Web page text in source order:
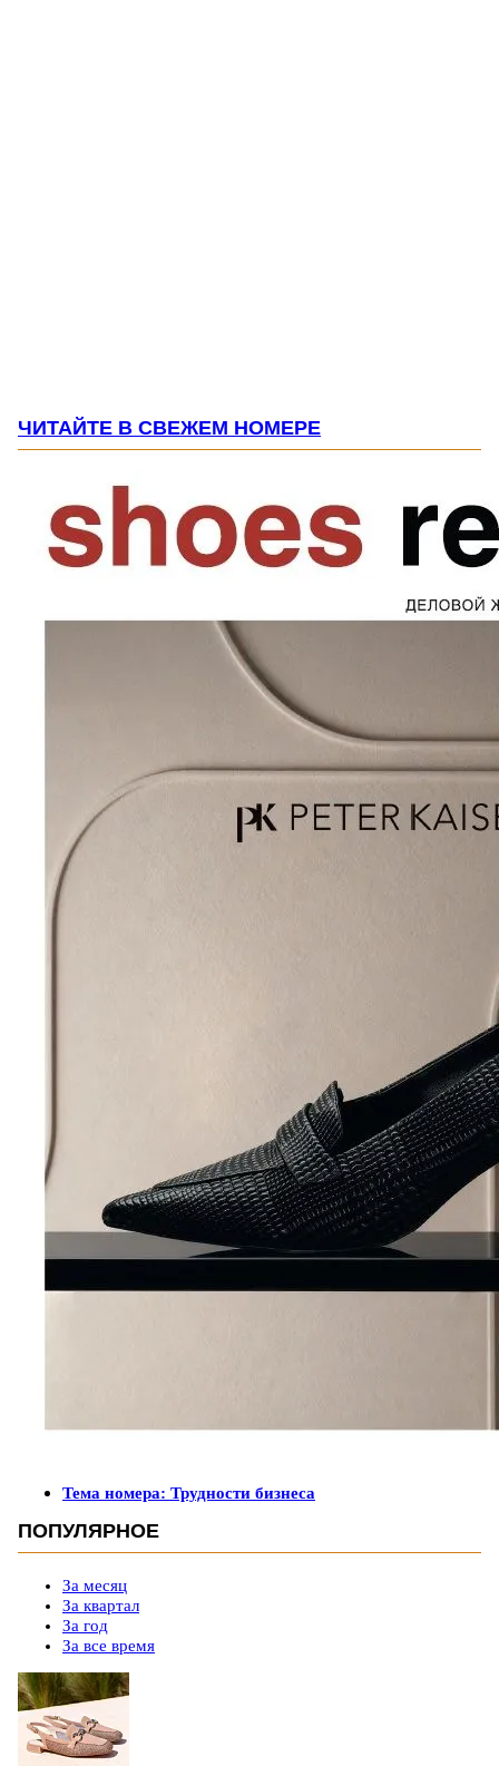
ЧИТАЙТЕ В СВЕЖЕМ НОМЕРЕ
Тема номера: Трудности бизнеса
ПОПУЛЯРНОЕ
За месяц
За квартал
За год
За все время